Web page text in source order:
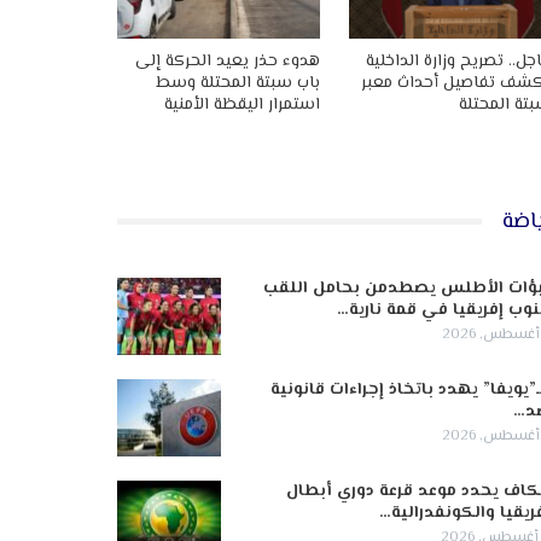
تصريح وزارة الداخلية
تفاصيل أحداث معبر
المحتلة
هدوء حذر يعيد الحركة إلى
باب سبتة المحتلة وسط
استمرار اليقظة الأمنية
الأطلس يصطدمن بحامل اللقب
إفريقيا في قمة نارية…
يهدد باتخاذ إجراءات قانونية
يحدد موعد قرعة دوري أبطال
والكونفدرالية…